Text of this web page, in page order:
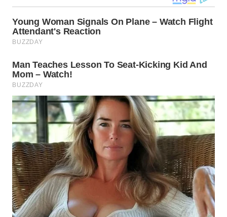
WN
MALUKU
MALUT
WN
DAIRI
WN
DANAU
TOBA
WN
NIAS